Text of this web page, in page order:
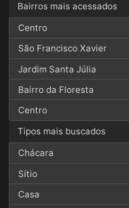
Bairros mais acessados
Centro
São Francisco Xavier
Jardim Santa Júlia
Bairro da Floresta
Centro
Tipos mais buscados
Chácara
Sítio
Casa